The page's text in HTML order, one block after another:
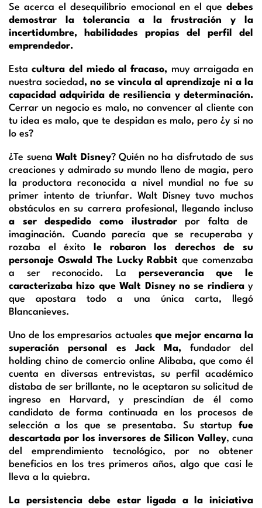
Se acerca el desequilibrio emocional en el que debes
demostrar la tolerancia a la frustración y la
incertidumbre, habilidades propias del perfil del
emprendedor.
Estacultura del miedo al fracaso, muy arraigada en
nuestra sociedad, no se vincula al aprendizaje ni a la
capacidad adquirida de resiliencia y determinación.
Cerrar un negocio es malo, no convencer al cliente con
tu idea es malo, que te despidan es malo, pero ¿y si no
lo es?
¿Te suena Walt Disney? Quién no ha disfrutado de sus
creaciones y admirado su mundo lleno de magia, pero
la productora reconocida a nivel mundial no fue su
primer intento de triunfar. Walt Disney tuvo muchos
obstáculos en su carrera profesional, llegando incluso
a ser despedido como ilustradorpor falta de
imaginación. Cuando parecía que se recuperaba y
rozaba el éxito
le robaron los derechos de su
personaje Oswald The Lucky Rabbitque comenzaba
a ser reconocido. La perseverancia que le
caracterizaba hizo que Walt Disney no se rindiera y
que apostara todo a una única carta, llegó
Blancanieves.
Uno de los empresarios actuales que mejor encarna la
superación personal es Jack Ma, fundador del
holding chino de comercio online Alibaba, que como él
cuenta en diversas entrevistas, su perfil académico
distaba de ser brillante, no le aceptaron su solicitud de
ingreso en Harvard, y prescindían de él como
candidato de forma continuada en los procesos de
selección a los que se presentaba. Su startup fue
descartada por los inversores de Silicon Valley, cuna
del emprendimiento tecnológico, por no obtener
beneficios en los tres primeros años, algo que casi le
lleva a la quiebra.
La persistencia debe estar ligada a la iniciativa